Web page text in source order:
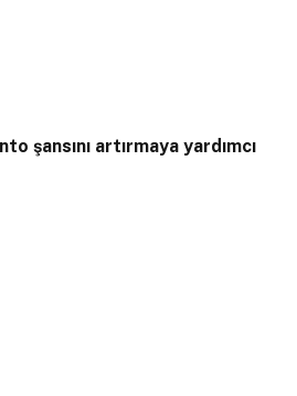
şansını artırmaya yardımcı